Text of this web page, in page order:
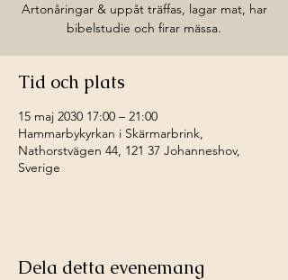
Artonåringar & uppåt träffas, lagar mat, har
bibelstudie och firar mässa.
Tid och plats
15 maj 2030 17:00 – 21:00
Hammarbykyrkan i Skärmarbrink,
Nathorstvägen 44, 121 37 Johanneshov,
Sverige
Dela detta evenemang